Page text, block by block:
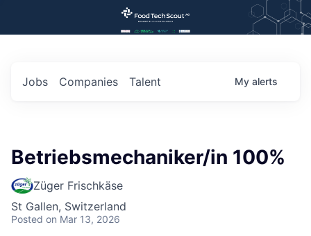
Jobs Companies Talent My alerts
Betriebsmechaniker/in 100%
Züger Frischkäse
St Gallen, Switzerland
Posted on Mar 13, 2026